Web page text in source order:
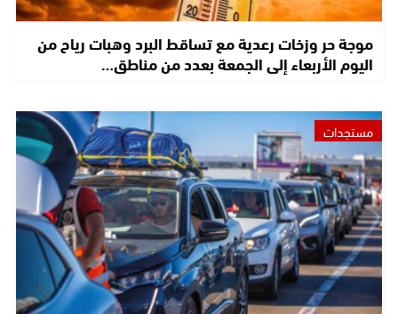
موجة حر وزخات رعدية مع تساقط البرد وهبات رياح من
اليوم الأربعاء إلى الجمعة بعدد من مناطق…
مستجدات